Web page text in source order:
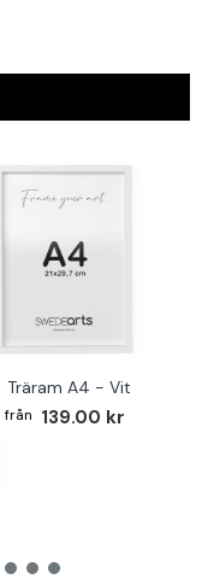
Träram A4 - Vit
139.00 kr